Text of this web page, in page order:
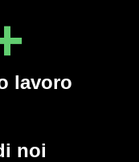
lavoro
noi